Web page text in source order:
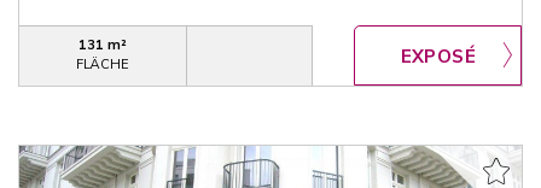
131 m²
FLÄCHE